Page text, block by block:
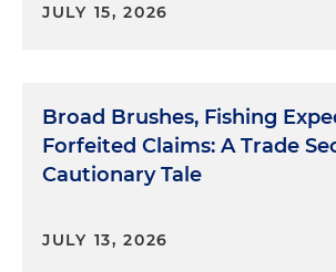
JULY 15, 2026
Broad Brushes, Fishing
Forfeited Claims: A Trade
Cautionary Tale
JULY 13, 2026